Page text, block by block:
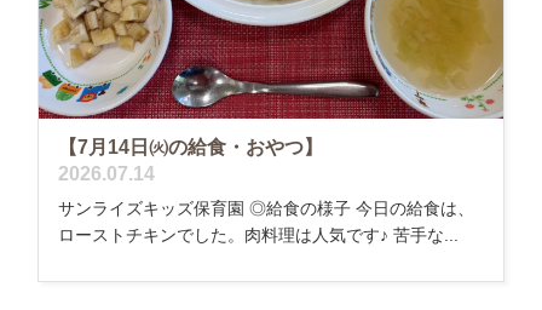
【7月14日㈫の給食・おやつ】
2026.07.14
サンライズキッズ保育園 ◎給食の様子 今日の給食は、
ローストチキンでした。肉料理は人気です♪ 苦手な...